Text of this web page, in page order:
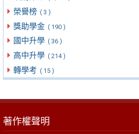
榮譽榜 ( 3 )
獎助學金 ( 190 )
國中升學 ( 36 )
高中升學 ( 214 )
轉學考 ( 15 )
著作權聲明